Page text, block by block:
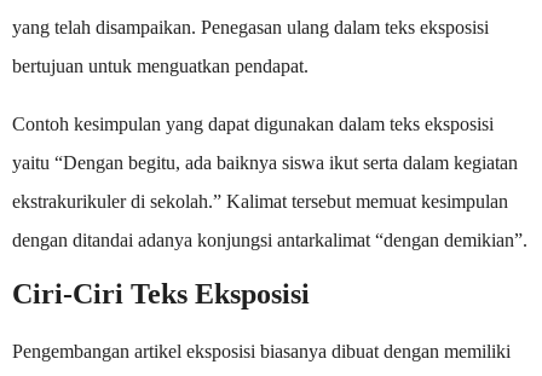
yang telah disampaikan. Penegasan ulang dalam teks eksposisi
bertujuan untuk menguatkan pendapat.
Contoh kesimpulan yang dapat digunakan dalam teks eksposisi
yaitu “Dengan begitu, ada baiknya siswa ikut serta dalam kegiatan
ekstrakurikuler di sekolah.” Kalimat tersebut memuat kesimpulan
dengan ditandai adanya konjungsi antarkalimat “dengan demikian”.
Ciri-Ciri Teks Eksposisi
Pengembangan artikel eksposisi biasanya dibuat dengan memiliki